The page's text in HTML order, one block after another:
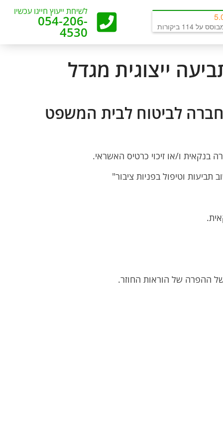
על 114 ביקורות
לשיחת ייעוץ חייגו עכשיו
054-206-
4530
ייצוגית מגדל
מגדל חברה לביטוח לבית המשפט
ו/או זיכוי כרטיס האשראי.
תביעות וטיפול בפניות ציבור"